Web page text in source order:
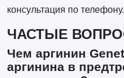
консультация по телефону.
ЧАСТЫЕ
Чем аргинин
аргинина в